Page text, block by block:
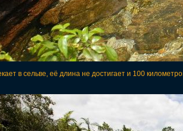
в сельве, её длина не достигает и 100